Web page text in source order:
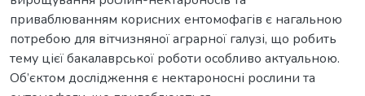
приваблюванням корисних ентомофагів є нагальною
потребою для вітчизняної аграрної галузі, що робить
тему цієї бакалаврської роботи особливо актуальною.
Об’єктом дослідження є нектароносні рослини та